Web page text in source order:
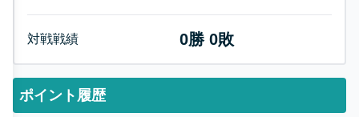
対戦戦績 0勝 0敗
ポイント履歴